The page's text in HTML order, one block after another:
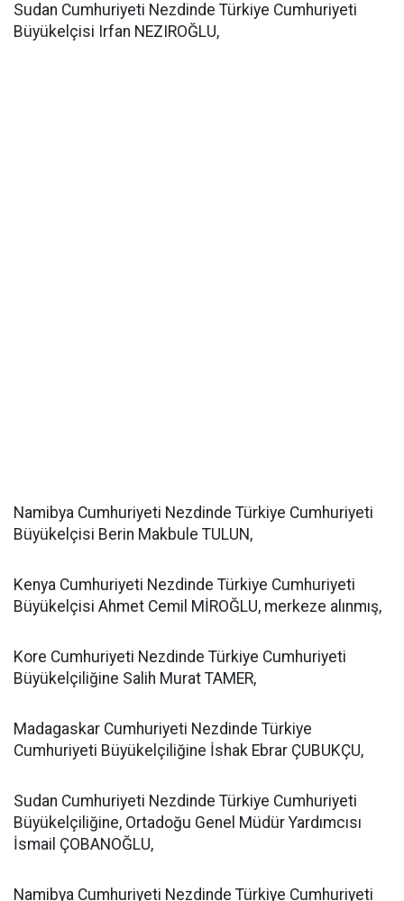
Sudan Cumhuriyeti Nezdinde Türkiye Cumhuriyeti
Büyükelçisi Irfan NEZIROĞLU,
Namibya Cumhuriyeti Nezdinde Türkiye Cumhuriyeti
Büyükelçisi Berin Makbule TULUN,
Kenya Cumhuriyeti Nezdinde Türkiye Cumhuriyeti
Büyükelçisi Ahmet Cemil MİROĞLU, merkeze alınmış,
Kore Cumhuriyeti Nezdinde Türkiye Cumhuriyeti
Büyükelçiliğine Salih Murat TAMER,
Madagaskar Cumhuriyeti Nezdinde Türkiye
Cumhuriyeti Büyükelçiliğine İshak Ebrar ÇUBUKÇU,
Sudan Cumhuriyeti Nezdinde Türkiye Cumhuriyeti
Büyükelçiliğine, Ortadoğu Genel Müdür Yardımcısı
İsmail ÇOBANOĞLU,
Namibya Cumhuriyeti Nezdinde Türkiye Cumhuriyeti